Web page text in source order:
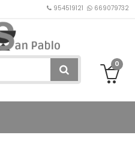
954519121 669079732
0